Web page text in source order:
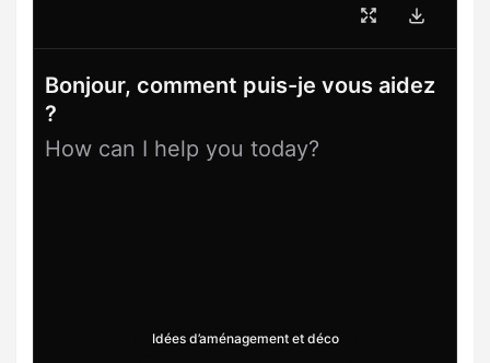
Bonjour, comment puis-je vous aidez
?
How can I help you today?
Idées d’aménagement et déco